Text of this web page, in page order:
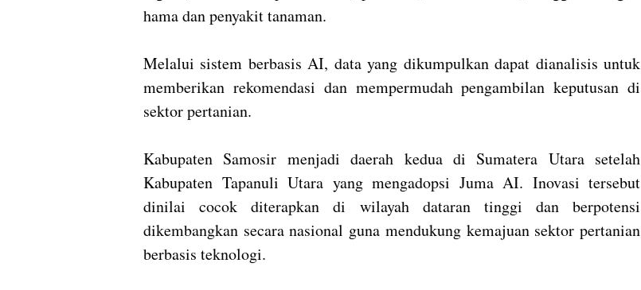
hama dan penyakit tanaman.
Melalui sistem berbasis AI, data yang dikumpulkan dapat dianalisis untuk
memberikan rekomendasi dan mempermudah pengambilan keputusan di
sektor pertanian.
Kabupaten Samosir menjadi daerah kedua di Sumatera Utara setelah
Kabupaten Tapanuli Utara yang mengadopsi Juma AI. Inovasi tersebut
dinilai cocok diterapkan di wilayah dataran tinggi dan berpotensi
dikembangkan secara nasional guna mendukung kemajuan sektor pertanian
berbasis teknologi.